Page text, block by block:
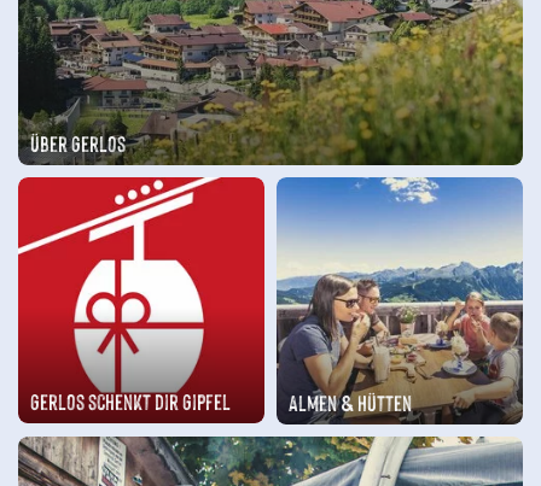
Über Gerlos
Gerlos schenkt dir Gipfel Almen & Hütten